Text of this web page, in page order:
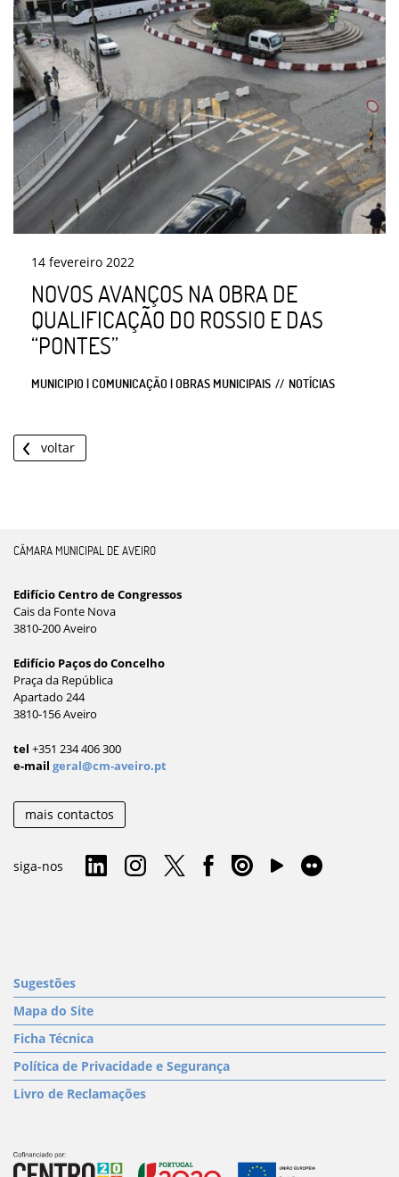
14 fevereiro 2022
NOVOS AVANÇOS NA OBRA DE
QUALIFICAÇÃO DO ROSSIO E DAS
“PONTES”
MUNICIPIO | COMUNICAÇÃO | OBRAS MUNICIPAIS NOTÍCIAS
voltar
CÂMARA MUNICIPAL DE AVEIRO
Edifício Centro de Congressos
Cais da Fonte Nova
3810-200 Aveiro
Edifício Paços do Concelho
Praça da República
Apartado 244
3810-156 Aveiro
tel +351 234 406 300
e-mail geral@cm-aveiro.pt
mais contactos
siga-nos
Sugestões
Mapa do Site
Ficha Técnica
Política de Privacidade e Segurança
Livro de Reclamações